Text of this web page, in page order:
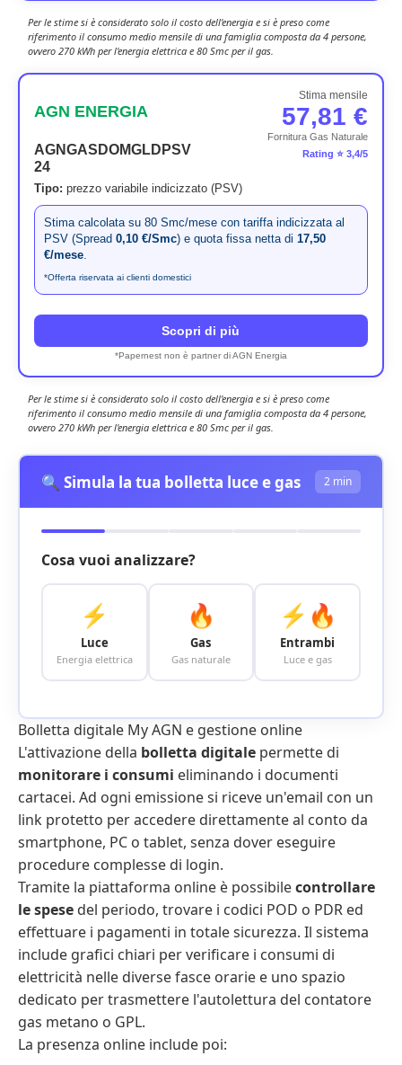
Per le stime si è considerato solo il costo dell'energia e si è preso come
riferimento il consumo medio mensile di una famiglia composta da 4 persone,
ovvero 270 kWh per l'energia elettrica e 80 Smc per il gas.
AGN ENERGIA
AGNGASDOMGLDPSV
24
Stima mensile
57,81 €
Fornitura Gas Naturale
Rating ⭐ 3,4/5
Tipo: prezzo variabile indicizzato (PSV)
Stima calcolata su 80 Smc/mese con tariffa indicizzata al
PSV (Spread 0,10 €/Smc) e quota fissa netta di 17,50
€/mese.
*Offerta riservata ai clienti domestici
Scopri di più
*Papernest non è partner di AGN Energia
Per le stime si è considerato solo il costo dell'energia e si è preso come
riferimento il consumo medio mensile di una famiglia composta da 4 persone,
ovvero 270 kWh per l'energia elettrica e 80 Smc per il gas.
🔍 Simula la tua bolletta luce e gas 2 min
Cosa vuoi analizzare?
⚡
Luce
Energia elettrica
🔥
Gas
Gas naturale
⚡🔥
Entrambi
Luce e gas
Bolletta digitale My AGN e gestione online
L'attivazione della bolletta digitale permette di
monitorare i consumi eliminando i documenti
cartacei. Ad ogni emissione si riceve un'email con un
link protetto per accedere direttamente al conto da
smartphone, PC o tablet, senza dover eseguire
procedure complesse di login.
Tramite la piattaforma online è possibilecontrollare
le spese del periodo, trovare i codici POD o PDR ed
effettuare i pagamenti in totale sicurezza. Il sistema
include grafici chiari per verificare i consumi di
elettricità nelle diverse fasce orarie e uno spazio
dedicato per trasmettere l'autolettura del contatore
gas metano o GPL.
La presenza online include poi: